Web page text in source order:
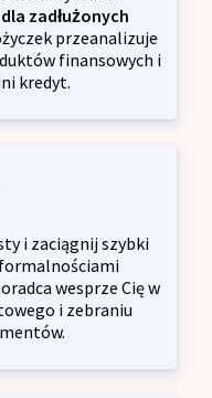
zadłużonych
przeanalizuje
finansowych i
kredyt.
i zaciągnij szybki
wesprze Cię w
i zebraniu